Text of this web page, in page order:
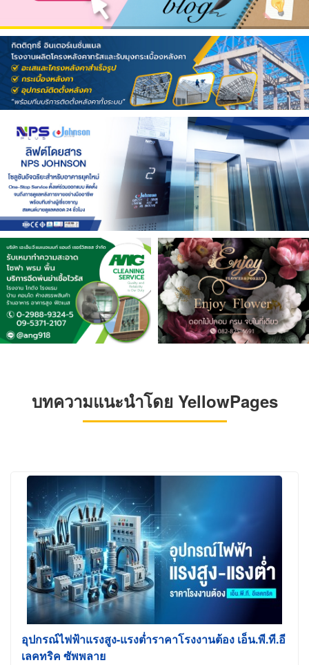
บทความแนะนำโดย YellowPages
อุปกรณ์ไฟฟ้าแรงสูง-แรงต่ำราคาโรงงานต้อง เอ็น.พี.ที.อี
เลคทริค ซัพพลาย